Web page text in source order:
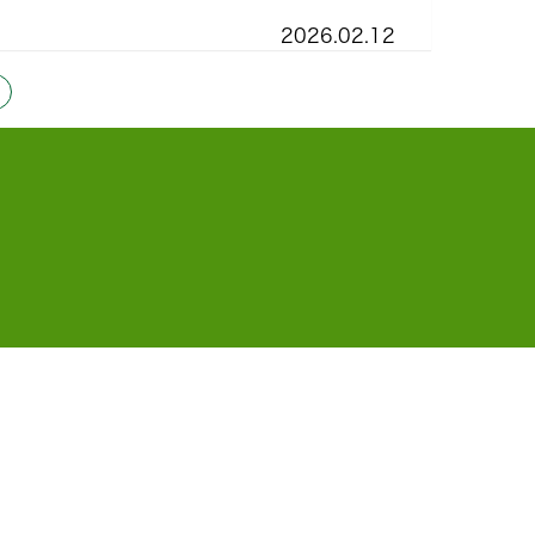
2026.02.12